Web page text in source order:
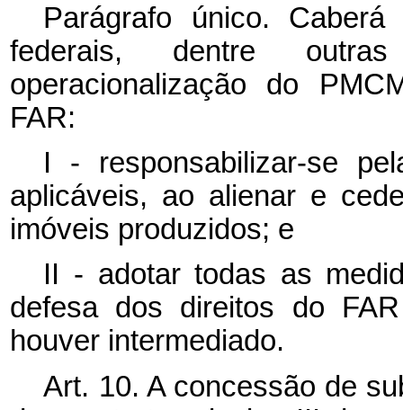
Parágrafo único.
federais, dentre
operacionalização do
FAR:
I - responsabilizar-se
aplicáveis, ao alienar e
imóveis produzidos; e
II - adotar todas as
defesa dos direitos do
houver intermediado.
Art. 10. A concessão de